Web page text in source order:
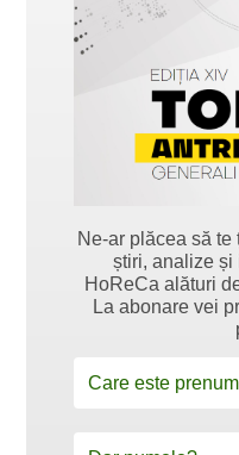
Ne-ar plăcea să
știri, analize și
HoReCa alături
La abonare vei